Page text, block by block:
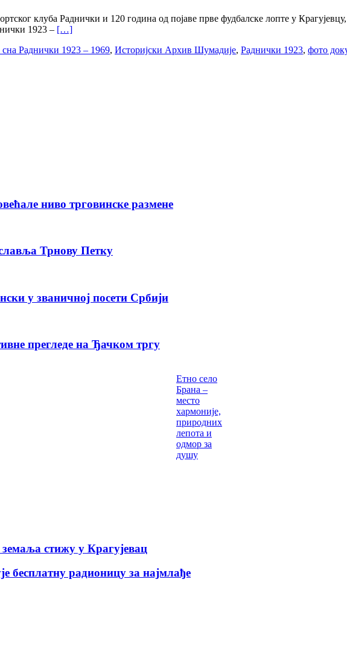
клуба Раднички и 120 година од појаве прве фудбалске лопте у
1923 – […]
сна Раднички 1923 – 1969, Историјски Архив Шумадије, Раднички 1923, фото
ниво трговинске размене
Трнову Петку
у званичној посети Србији
прегледе на Ђачком тргу
Етно село
Брана –
место
хармоније,
природних
лепота и
одмор за
душу
стижу у Крагујевац
бесплатну радионицу за најмлађе